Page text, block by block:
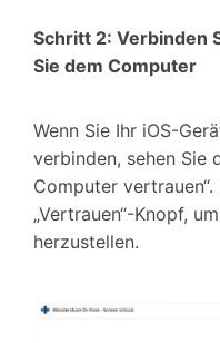
Schritt 2: Verbinden
Sie dem Computer
Wenn Sie Ihr iOS-
verbinden, sehen Sie
Computer
„Vertrauen“-Knopf,
herzustellen.